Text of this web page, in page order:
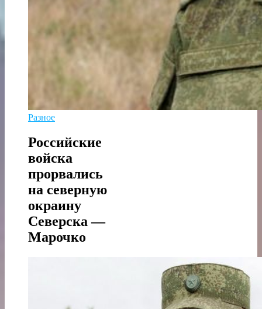
Разное
Российские
войска
прорвались
на северную
окраину
Северска —
Марочко